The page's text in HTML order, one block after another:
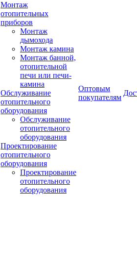
Монтаж
отопительных
приборов
Монтаж
дымохода
Монтаж камина
Монтаж банной,
отопительной
печи или печи-
камина
Обслуживание
отопительного
оборудования
Обслуживание
отопительного
оборудования
Проектирование
отопительного
оборудования
Проектирование
отопительного
оборудования
Оптовым
покупателям